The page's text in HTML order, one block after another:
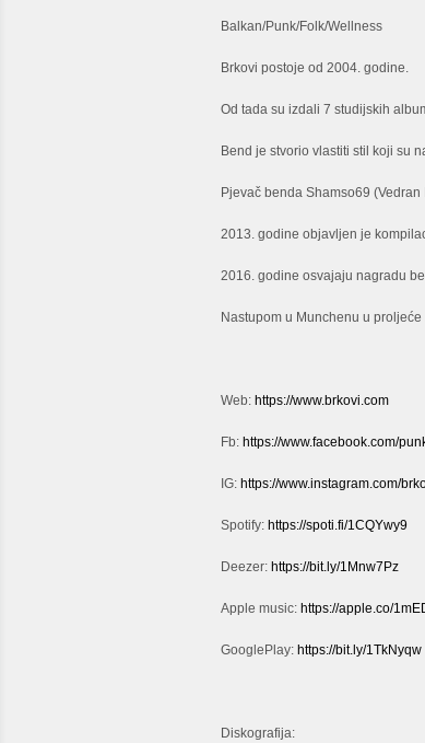
Balkan/Punk/Folk/Wellness
Brkovi postoje od 2004. godine.
Od tada su izdali 7 studijskih
Bend je stvorio vlastiti stil koji su
Pjevač benda Shamso69
2013. godine objavljen je
2016. godine osvajaju nagradu
Nastupom u Munchenu u
Web: https://www.brkovi.com
Fb: https://www.facebook.com/
IG: https://www.instagram.com/
Spotify: https://spoti.fi/1CQYwy9
Deezer: https://bit.ly/1Mnw7Pz
Apple music: https://apple.co/
GooglePlay: https://bit.ly/1TkNyqw
Diskografija: